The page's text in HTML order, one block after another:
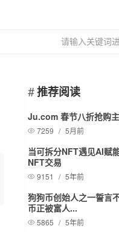
推荐阅读
Ju.com 春节八折抢购
7259 / 5月前
当可拆分NFT遇见AI赋
NFT交易
9151 / 5年前
狗狗币创始人之一誓言
币正被富人...
5865 / 5年前